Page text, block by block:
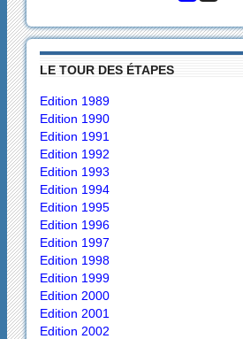
LE TOUR DES ÉTAPES
Edition 1989
Edition 1990
Edition 1991
Edition 1992
Edition 1993
Edition 1994
Edition 1995
Edition 1996
Edition 1997
Edition 1998
Edition 1999
Edition 2000
Edition 2001
Edition 2002